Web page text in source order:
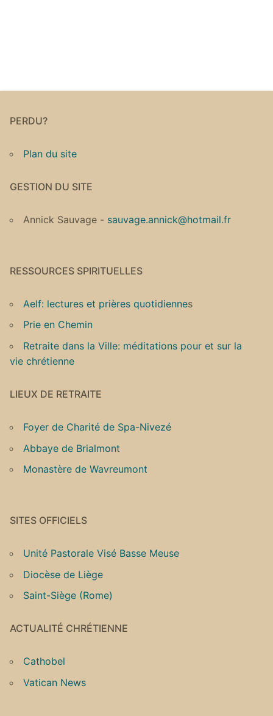
PERDU?
Plan du site
GESTION DU SITE
Annick Sauvage - sauvage.annick@hotmail.fr
RESSOURCES SPIRITUELLES
Aelf: lectures et prières quotidiennes
Prie en Chemin
Retraite dans la Ville: méditations pour et sur la
vie chrétienne
LIEUX DE RETRAITE
Foyer de Charité de Spa-Nivezé
Abbaye de Brialmont
Monastère de Wavreumont
SITES OFFICIELS
Unité Pastorale Visé Basse Meuse
Diocèse de Liège
Saint-Siège (Rome)
ACTUALITÉ CHRÉTIENNE
Cathobel
Vatican News